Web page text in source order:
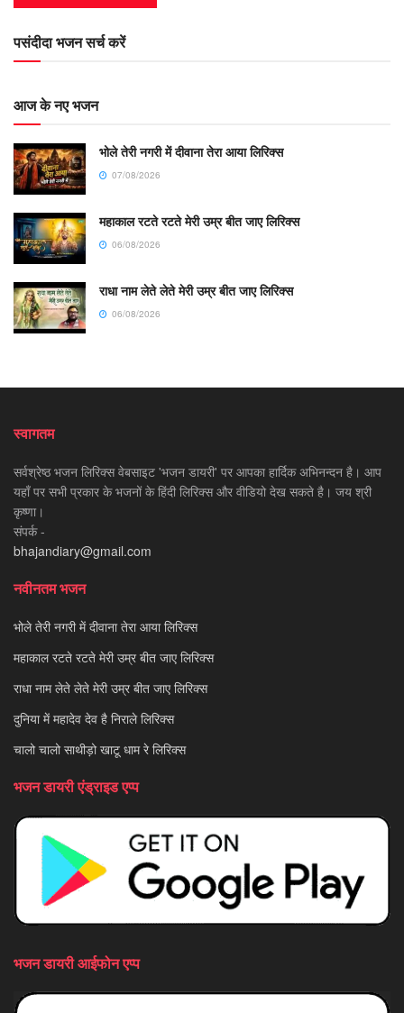
पसंदीदा भजन सर्च करें
आज के नए भजन
भोले तेरी नगरी में दीवाना तेरा आया लिरिक्स
07/08/2026
महाकाल रटते रटते मेरी उम्र बीत जाए लिरिक्स
06/08/2026
राधा नाम लेते लेते मेरी उम्र बीत जाए लिरिक्स
06/08/2026
स्वागतम
सर्वश्रेष्ठ भजन लिरिक्स वेबसाइट 'भजन डायरी' पर आपका हार्दिक अभिनन्दन है। आप
यहाँ पर सभी प्रकार के भजनों के हिंदी लिरिक्स और वीडियो देख सकते है। जय श्री
कृष्णा।
संपर्क -
bhajandiary@gmail.com
नवीनतम भजन
भोले तेरी नगरी में दीवाना तेरा आया लिरिक्स
महाकाल रटते रटते मेरी उम्र बीत जाए लिरिक्स
राधा नाम लेते लेते मेरी उम्र बीत जाए लिरिक्स
दुनिया में महादेव देव है निराले लिरिक्स
चालो चालो साथीड़ो खाटू धाम रे लिरिक्स
भजन डायरी एंड्राइड एप्प
भजन डायरी आईफोन एप्प